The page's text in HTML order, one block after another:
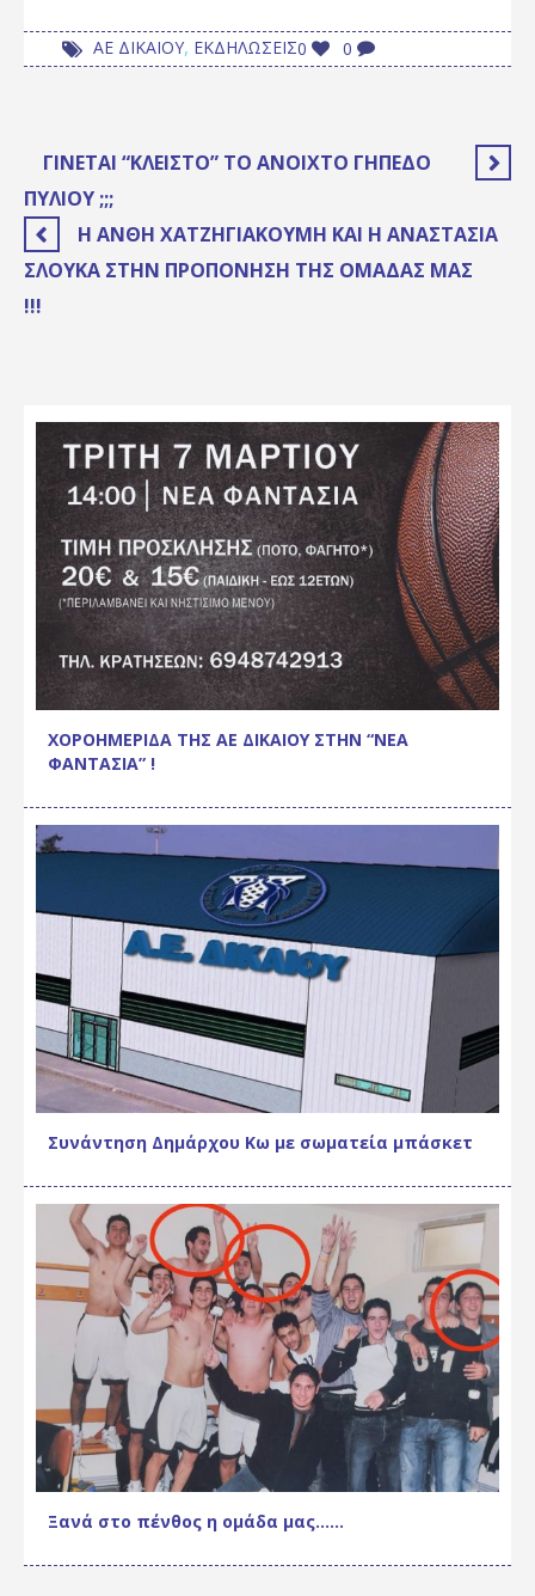
0
0
ΑΕ ΔΙΚΑΙΟΥ, ΕΚΔΗΛΩΣΕΙΣ
ΓΊΝΕΤΑΙ “ΚΛΕΙΣΤΌ” ΤΟ ΑΝΟΙΧΤΌ ΓΉΠΕΔΟ
ΠΥΛΊΟΥ ;;;
Η ΑΝΘΉ ΧΑΤΖΗΓΙΑΚΟΎΜΗ ΚΑΙ Η ΑΝΑΣΤΑΣΊΑ
ΣΛΟΎΚΑ ΣΤΗΝ ΠΡΟΠΌΝΗΣΗ ΤΗΣ ΟΜΆΔΑΣ ΜΑΣ
!!!
ΧΟΡΟΗΜΕΡΙΔΑ ΤΗΣ ΑΕ ΔΙΚΑΙΟΥ ΣΤΗΝ “ΝΕΑ
ΦΑΝΤΑΣΙΑ” !
Συνάντηση Δημάρχου Κω με σωματεία μπάσκετ
Ξανά στο πένθος η ομάδα μας……